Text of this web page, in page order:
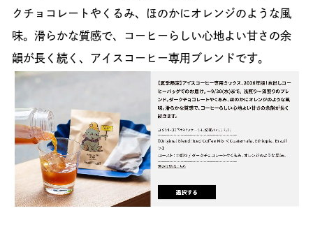
クチョコレートやくるみ、ほのかにオレンジのような風
味。滑らかな質感で、コーヒーらしい心地よい甘さの余
韻が長く続く、アイスコーヒー専用ブレンドです。